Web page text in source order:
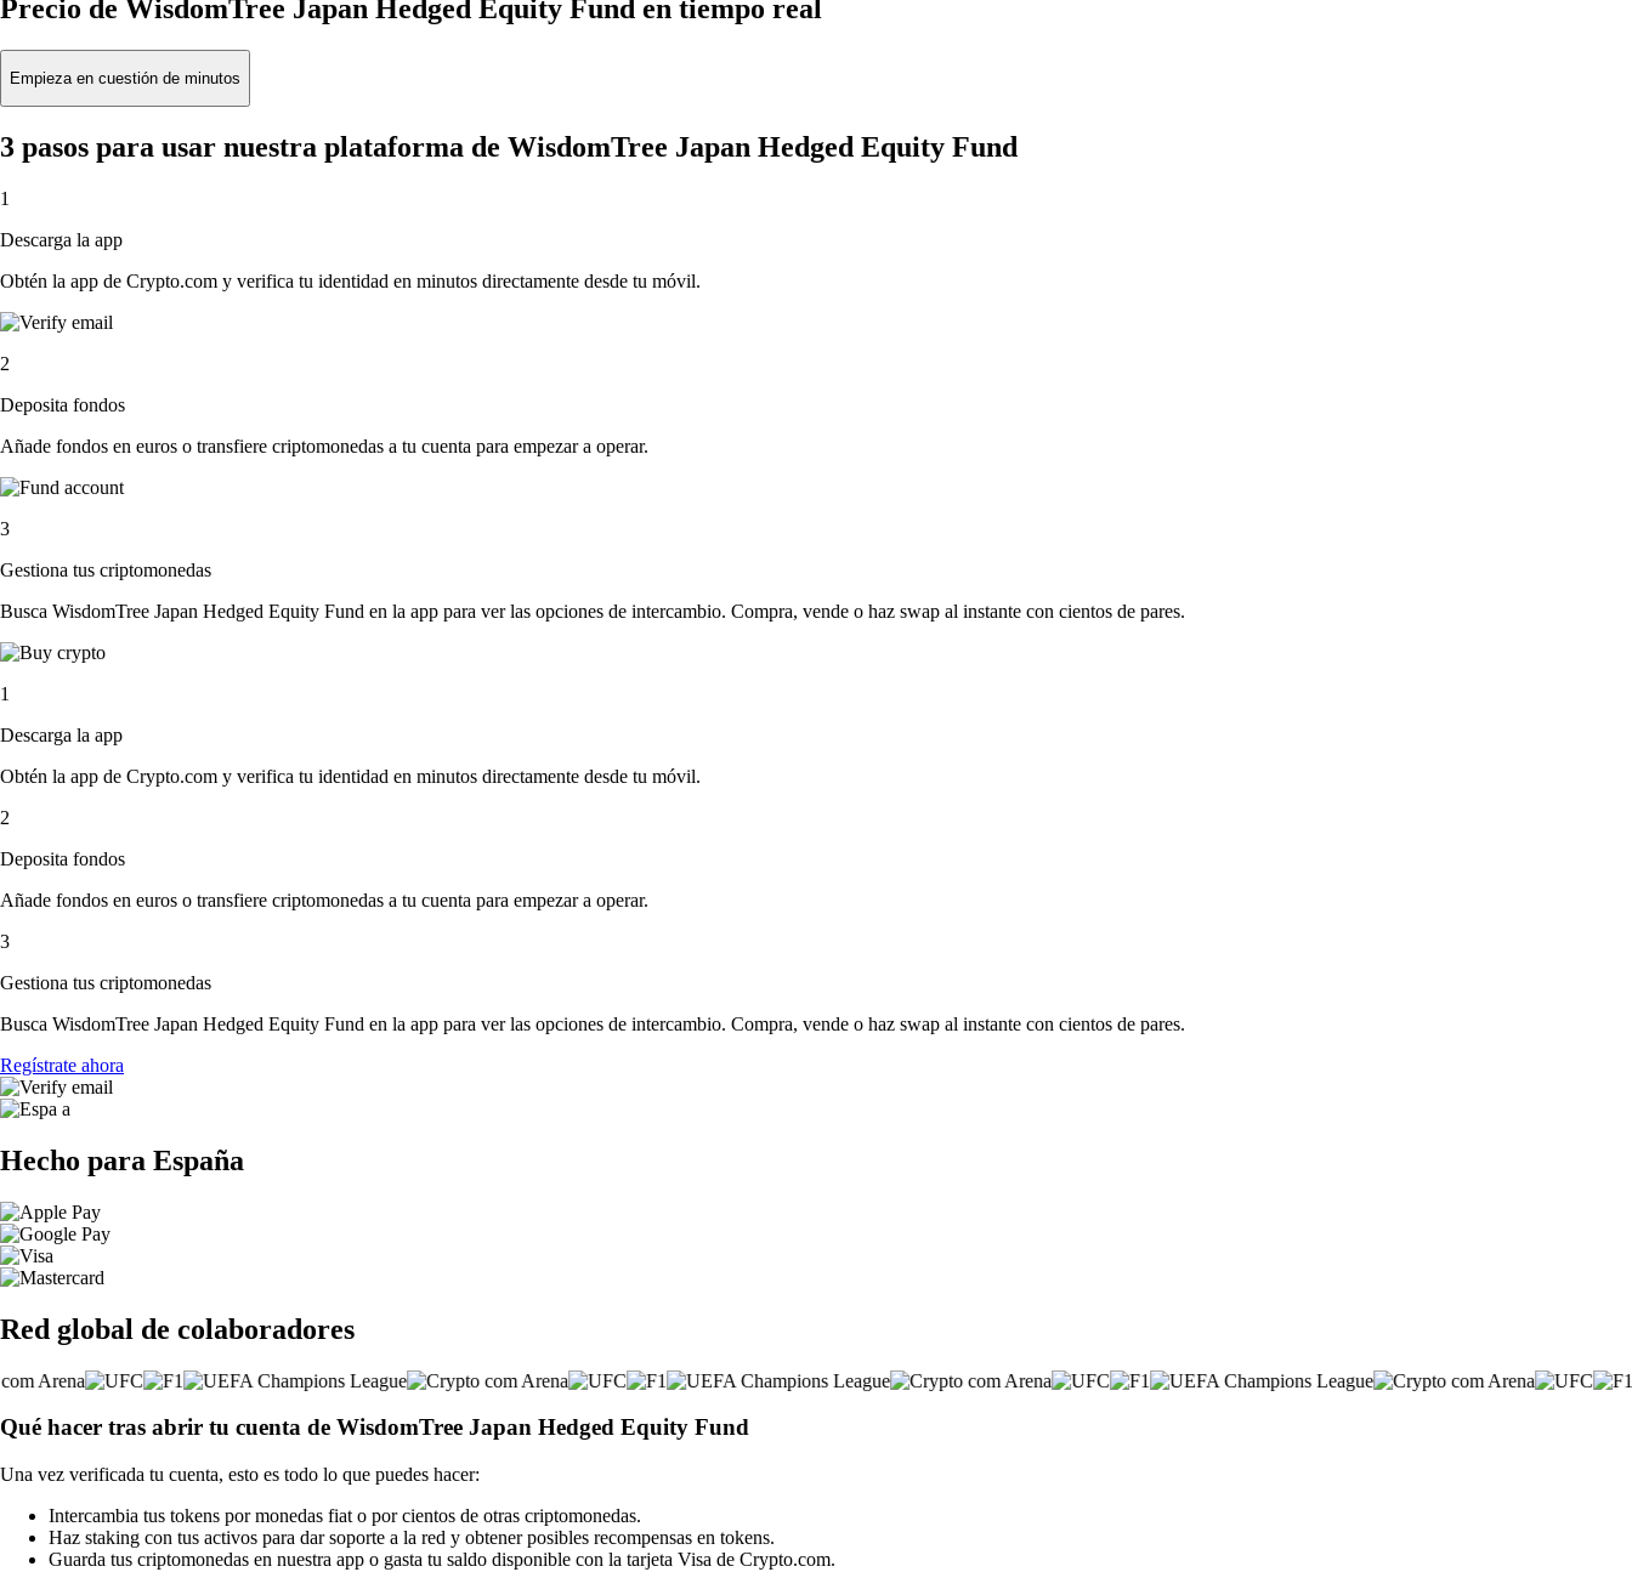
Precio de WisdomTree Japan Hedged Equity Fund en tiempo real
Empieza en cuestión de minutos
3 pasos para usar nuestra plataforma de WisdomTree Japan Hedged Equity Fund
1
Descarga la app
Obtén la app de Crypto.com y verifica tu identidad en minutos directamente desde tu móvil.
2
Deposita fondos
Añade fondos en euros o transfiere criptomonedas a tu cuenta para empezar a operar.
3
Gestiona tus criptomonedas
Busca WisdomTree Japan Hedged Equity Fund en la app para ver las opciones de intercambio. Compra, vende o haz swap al instante con cientos de pares.
1
Descarga la app
Obtén la app de Crypto.com y verifica tu identidad en minutos directamente desde tu móvil.
2
Deposita fondos
Añade fondos en euros o transfiere criptomonedas a tu cuenta para empezar a operar.
3
Gestiona tus criptomonedas
Busca WisdomTree Japan Hedged Equity Fund en la app para ver las opciones de intercambio. Compra, vende o haz swap al instante con cientos de pares.
Regístrate ahora
Hecho para España
Red global de colaboradores
Qué hacer tras abrir tu cuenta de WisdomTree Japan Hedged Equity Fund
Una vez verificada tu cuenta, esto es todo lo que puedes hacer:
Intercambia tus tokens por monedas fiat o por cientos de otras criptomonedas.
Haz staking con tus activos para dar soporte a la red y obtener posibles recompensas en tokens.
Guarda tus criptomonedas en nuestra app o gasta tu saldo disponible con la tarjeta Visa de Crypto.com.